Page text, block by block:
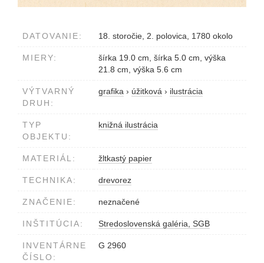
DATOVANIE: 18. storočie, 2. polovica, 1780 okolo
MIERY:
šírka 19.0 cm, šírka 5.0 cm, výška
21.8 cm, výška 5.6 cm
VÝTVARNÝ
DRUH:
grafika › úžitková › ilustrácia
TYP
OBJEKTU:
knižná ilustrácia
MATERIÁL: žltkastý papier
TECHNIKA: drevorez
ZNAČENIE: neznačené
INŠTITÚCIA: Stredoslovenská galéria, SGB
INVENTÁRNE
ČÍSLO:
G 2960